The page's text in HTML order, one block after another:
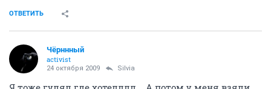
ОТВЕТИТЬ
Чёрннный
activist
24 октября 2009 Silvia